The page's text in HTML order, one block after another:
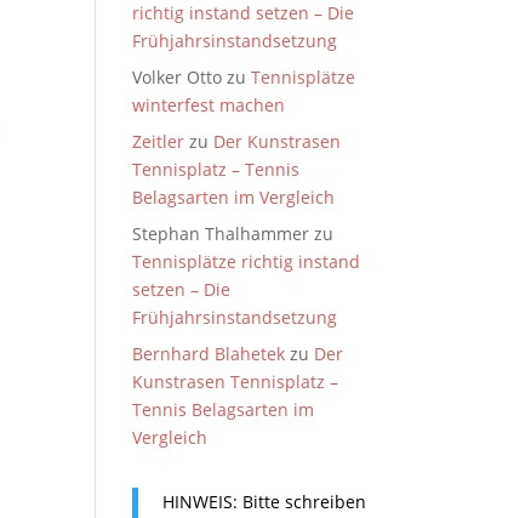
richtig instand setzen – Die
Frühjahrsinstandsetzung
Volker Otto zuTennisplätze
winterfest machen
Zeitler zu Der Kunstrasen
Tennisplatz – Tennis
Belagsarten im Vergleich
Stephan Thalhammer zu
Tennisplätze richtig instand
setzen – Die
Frühjahrsinstandsetzung
Bernhard Blahetek zu Der
Kunstrasen Tennisplatz –
Tennis Belagsarten im
Vergleich
HINWEIS: Bitte schreiben